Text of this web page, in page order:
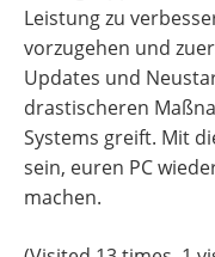
Leistung zu
vorzugehen und
Updates und
drastischeren
Systems greift. Mit
sein, euren PC
machen.